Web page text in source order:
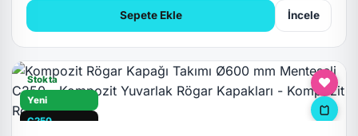
Sepete Ekle İncele
Stokta
Yeni
C250